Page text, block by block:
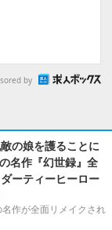
by
の娘を護ることに
名作『幻世録』全
ーティーヒーロー
作が全面リメイクされ